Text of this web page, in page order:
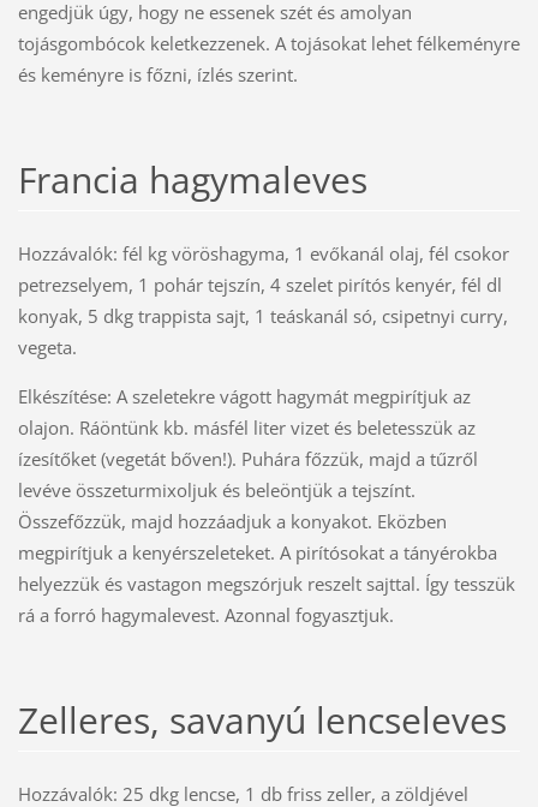
engedjük úgy, hogy ne essenek szét és amolyan
tojásgombócok keletkezzenek. A tojásokat lehet félkeményre
és keményre is főzni, ízlés szerint.
Francia hagymaleves
Hozzávalók: fél kg vöröshagyma, 1 evőkanál olaj, fél csokor
petrezselyem, 1 pohár tejszín, 4 szelet pirítós kenyér, fél dl
konyak, 5 dkg trappista sajt, 1 teáskanál só, csipetnyi curry,
vegeta.
Elkészítése: A szeletekre vágott hagymát megpirítjuk az
olajon. Ráöntünk kb. másfél liter vizet és beletesszük az
ízesítőket (vegetát bőven!). Puhára főzzük, majd a tűzről
levéve összeturmixoljuk és beleöntjük a tejszínt.
Összefőzzük, majd hozzáadjuk a konyakot. Eközben
megpirítjuk a kenyérszeleteket. A pirítósokat a tányérokba
helyezzük és vastagon megszórjuk reszelt sajttal. Így tesszük
rá a forró hagymalevest. Azonnal fogyasztjuk.
Zelleres, savanyú lencseleves
Hozzávalók: 25 dkg lencse, 1 db friss zeller, a zöldjével